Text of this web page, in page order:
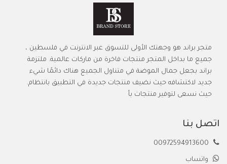
متجر براند هو وجهتك الأولى للتسوق عبر الانترنت في فلسطين ،
جميع ما بداخل المتجر منتجات فاخرة من ماركات عالمية. ملتزمة
براند بجعل جمال الموضة في متناول الجميع هناك دائمًا شيء
جديد لاكتشافه حيث نضيف منتجات جديدة في التطبيق بانتظام.
حيث نسعى لتوفير منتجات بأ
اتصل بنا
واتساب